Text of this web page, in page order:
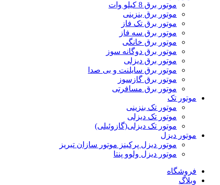
موتور برق 8 کیلو وات
موتور برق بنزینی
موتور برق تک فاز
موتور برق سه فاز
موتور برق خانگی
موتور برق دوگانه سوز
موتور برق دیزلی
موتور برق سایلنت و بی صدا
موتور برق گازسوز
موتور برق مسافرتی
موتور تک
موتور تک بنزینی
موتور تک دیزلی
موتور تک دیزلی(گازوئیلی)
موتور دیزل
موتور دیزل پرکینز موتور سازان تبریز
موتور دیزل ولوو پنتا
فروشگاه
وبلاگ